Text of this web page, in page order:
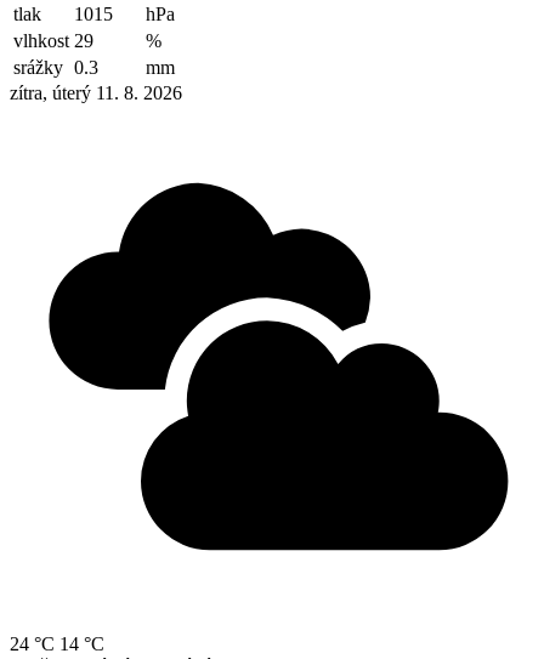
tlak
1015
hPa
vlhkost 29
%
srážky 0.3
mm
zítra, úterý 11. 8. 2026
24 °C 14 °C